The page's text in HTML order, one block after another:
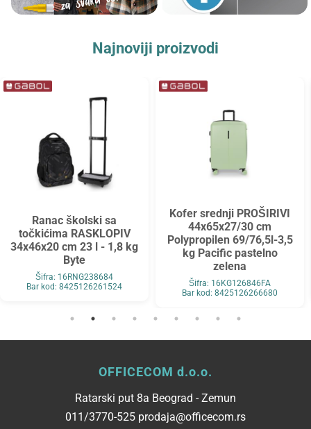
Najnoviji proizvodi
Ranac školski sa
točkićima RASKLOPIV
34x46x20 cm 23 l - 1,8 kg
Byte
Šifra: 16RNG238684
Bar kod: 8425126261524
Kofer srednji PROŠIRIVI
44x65x27/30 cm
Polypropilen 69/76,5l-3,5
kg Pacific pastelno
zelena
Šifra: 16KG126846FA
Bar kod: 8425126266680
OFFICECOM d.o.o.
Ratarski put 8a Beograd - Zemun
011/3770-525 prodaja@officecom.rs